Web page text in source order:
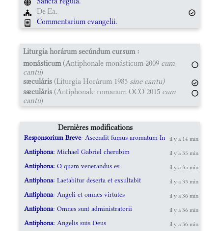
De Ea.
Commentarium evangelii.
Liturgia horárum secúndum cursum :
monásticum(Antiphonale monásticum 2009 cum
cantu)
sæculáris (Liturgia Horárum 1985 sine cantu)
sæculáris (Antiphonale romanum OCO 2015 cum
cantu)
Dernières modifications
Responsorium Breve: Ascendit fumus aromatum In il y a 14 min
Antiphona: Michael Gabriel cherubim il y a 35 min
Antiphona: O quam venerandus es il y a 35 min
Antiphona: Laetabitur deserta et exsultabit il y a 35 min
Antiphona: Angeli et omnes virtutes il y a 36 min
Antiphona: Omnes sunt administratorii il y a 36 min
Antiphona: Angelis suis Deus il y a 36 min